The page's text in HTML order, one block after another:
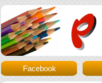
Facebook